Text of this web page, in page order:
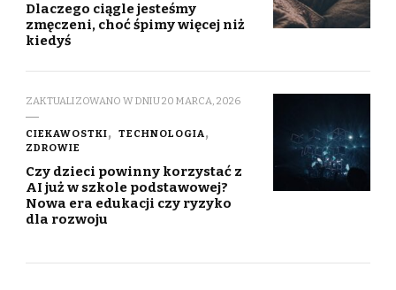
Dlaczego ciągle jesteśmy
zmęczeni, choć śpimy więcej niż
kiedyś
ZAKTUALIZOWANO W DNIU20 MARCA, 2026
CIEKAWOSTKI
TECHNOLOGIA
ZDROWIE
Czy dzieci powinny korzystać z
AI już w szkole podstawowej?
Nowa era edukacji czy ryzyko
dla rozwoju